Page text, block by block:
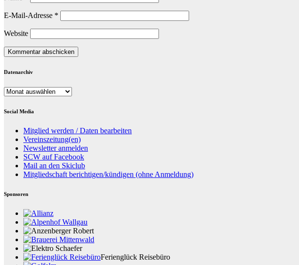
E-Mail-Adresse *
Website
Datenarchiv
Datenarchiv
Social Media
Mitglied werden / Daten bearbeiten
Vereinszeitung(en)
Newsletter anmelden
SCW auf Facebook
Mail an den Skiclub
Mitgliedschaft berichtigen/kündigen (ohne Anmeldung)
Sponsoren
Ferienglück Reisebüro